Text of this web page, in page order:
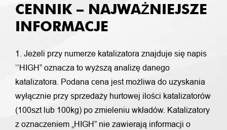
CENNIK – NAJWAŻNIEJSZE
INFORMACJE
1. Jeżeli przy numerze katalizatora znajduje się napis
‘’HIGH” oznacza to wyższą analizę danego
katalizatora. Podana cena jest możliwa do uzyskania
wyłącznie przy sprzedaży hurtowej ilości katalizatorów
(100szt lub 100kg) po zmieleniu wkładów. Katalizatory
z oznaczeniem „HIGH” nie zawierają informacji o